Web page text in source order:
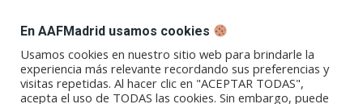
Abrir
enlace
en
Abrir
enlace
en
Abrir
enlace
en
Abrir
enlace
en
Abrir
enlace
en
Aquellos 1500 Voltios
En AAFMadrid usamos cookies
Usamos cookies en nuestro sitio web para brindarle la
experiencia más relevante recordando sus preferencias y
visitas repetidas. Al hacer clic en "ACEPTAR TODAS",
acepta el uso de TODAS las cookies. Sin embargo, puede